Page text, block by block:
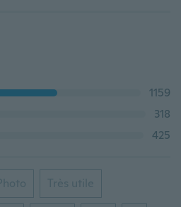
1159
318
425
Très utile